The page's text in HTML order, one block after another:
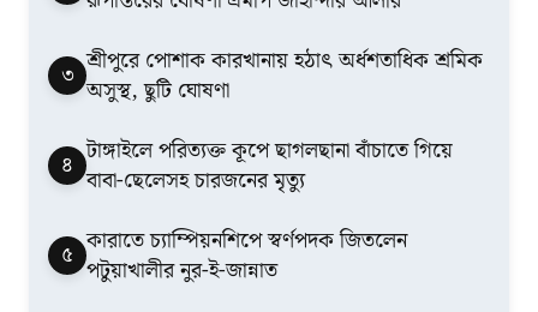
৩ শ্রীপুরে পোশাক কারখানায় হঠাৎ অর্ধশতাধিক শ্রমিক
অসুস্থ, ছুটি ঘোষণা
৪ টাঙ্গাইলে পরিত্যক্ত কূপে ছাগলছানা বাঁচাতে গিয়ে
বাবা-ছেলেসহ চারজনের মৃত্যু
৫ কারাতে চ্যাম্পিয়নশিপে স্বর্ণপদক জিতলেন
পটুয়াখালীর নুর-ই-জান্নাত